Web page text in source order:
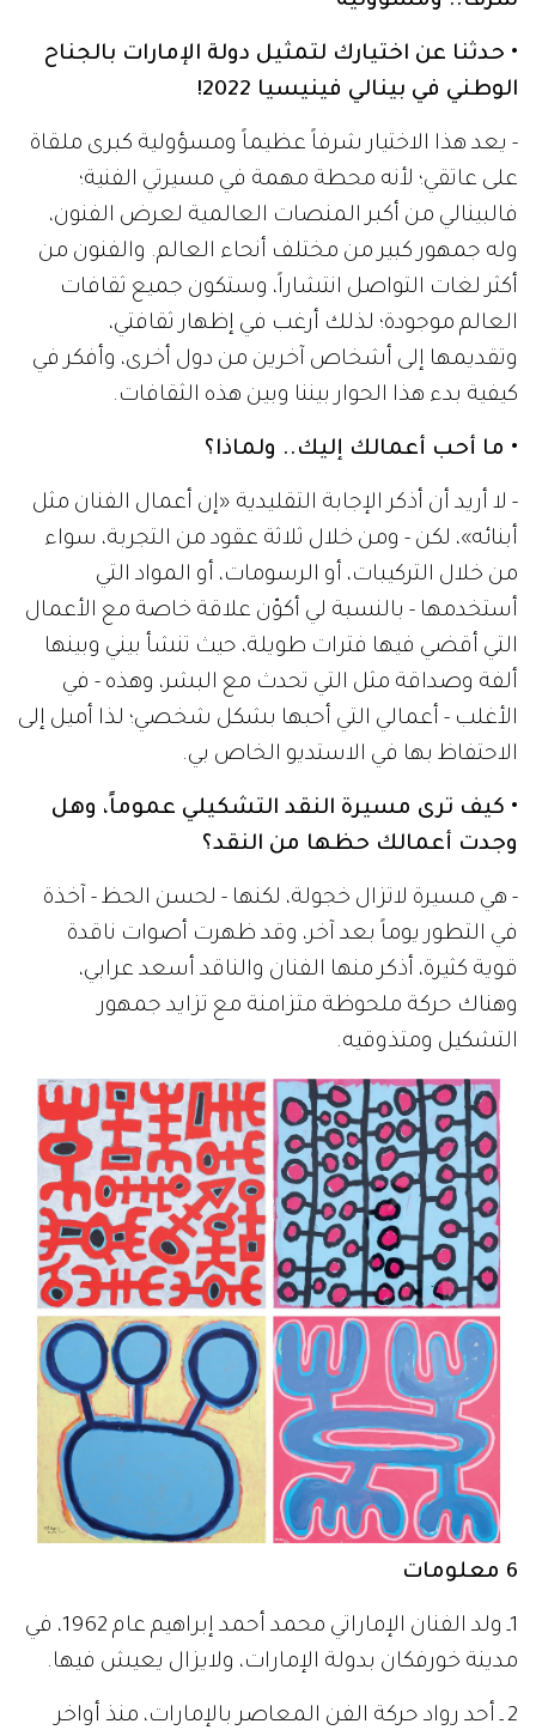
• حدثنا عن اختيارك لتمثيل دولة الإمارات بالجناح
الوطني في بينالي فينيسيا 2022!
- يعد هذا الاختيار شرفاً عظيماً ومسؤولية كبرى ملقاة
على عاتقي؛ لأنه محطة مهمة في مسيرتي الفنية؛
فالبينالي من أكبر المنصات العالمية لعرض الفنون،
وله جمهور كبير من مختلف أنحاء العالم. والفنون من
أكثر لغات التواصل انتشاراً، وستكون جميع ثقافات
العالم موجودة؛ لذلك أرغب في إظهار ثقافتي،
وتقديمها إلى أشخاص آخرين من دول أخرى، وأفكر في
كيفية بدء هذا الحوار بيننا وبين هذه الثقافات.
• ما أحب أعمالك إليك.. ولماذا؟
- لا أريد أن أذكر الإجابة التقليدية «إن أعمال الفنان مثل
أبنائه»، لكن - ومن خلال ثلاثة عقود من التجربة، سواء
من خلال التركيبات، أو الرسومات، أو المواد التي
أستخدمها - بالنسبة لي أكوّن علاقة خاصة مع الأعمال
التي أقضي فيها فترات طويلة، حيث تنشأ بيني وبينها
ألفة وصداقة مثل التي تحدث مع البشر، وهذه - في
الأغلب - أعمالي التي أحبها بشكل شخصي؛ لذا أميل إلى
الاحتفاظ بها في الاستديو الخاص بي.
• كيف ترى مسيرة النقد التشكيلي عموماً، وهل
وجدت أعمالك حظها من النقد؟
- هي مسيرة لاتزال خجولة، لكنها - لحسن الحظ - آخذة
في التطور يوماً بعد آخر، وقد ظهرت أصوات ناقدة
قوية كثيرة، أذكر منها الفنان والناقد أسعد عرابي،
وهناك حركة ملحوظة متزامنة مع تزايد جمهور
التشكيل ومتذوقيه.
6 معلومات
1ـ ولد الفنان الإماراتي محمد أحمد إبراهيم عام 1962، في
مدينة خورفكان بدولة الإمارات، ولايزال يعيش فيها.
2 ـ أحد رواد حركة الفن المعاصر بالإمارات، منذ أواخر